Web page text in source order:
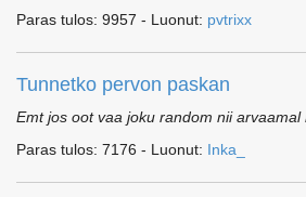
Paras tulos: 9957 - Luonut: pvtrixx
Tunnetko pervon paskan
Emt jos oot vaa joku random nii arvaamal
Paras tulos: 7176 - Luonut: Inka_